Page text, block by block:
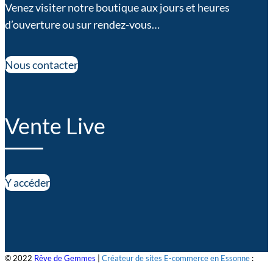
Venez visiter notre boutique aux jours et heures
d’ouverture ou sur rendez-vous…
Nous contacter
Vente Live
Y accéder
© 2022 Rêve de Gemmes Créateur de sites E-commerce en Essonne :